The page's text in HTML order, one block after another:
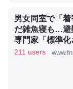
昆虫ってカル
コオロギのカ
男女同室で「
だ雑魚寝も…
専門家「標準
和8年熊本地震
211 users